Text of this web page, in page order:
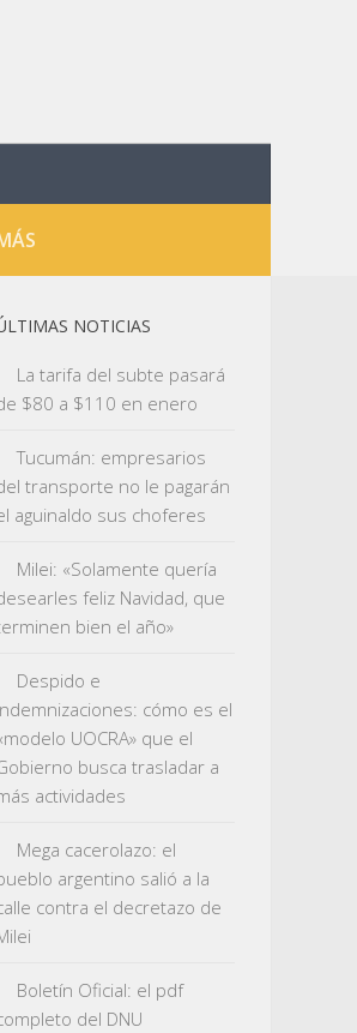
NOTICIAS
La tarifa del subte pasará
$80 a $110 en enero
Tucumán: empresarios
transporte no le pagarán
aguinaldo sus choferes
Milei: «Solamente quería
feliz Navidad, que
bien el año»
Despido e
cómo es el
UOCRA» que el
busca trasladar a
actividades
Mega cacerolazo: el
argentino salió a la
contra el decretazo de
Boletín Oficial: el pdf
del DNU